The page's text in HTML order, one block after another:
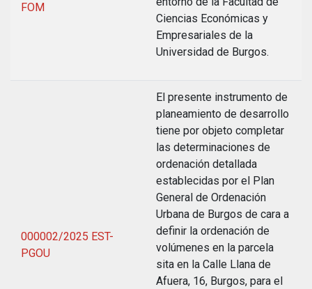
FOM
Ciencias Económicas y
Empresariales de la
Universidad de Burgos.
000002/2025 EST-
PGOU
El presente instrumento de
planeamiento de desarrollo
tiene por objeto completar
las determinaciones de
ordenación detallada
establecidas por el Plan
General de Ordenación
Urbana de Burgos de cara a
definir la ordenación de
volúmenes en la parcela
sita en la Calle Llana de
Afuera, 16, Burgos, para el